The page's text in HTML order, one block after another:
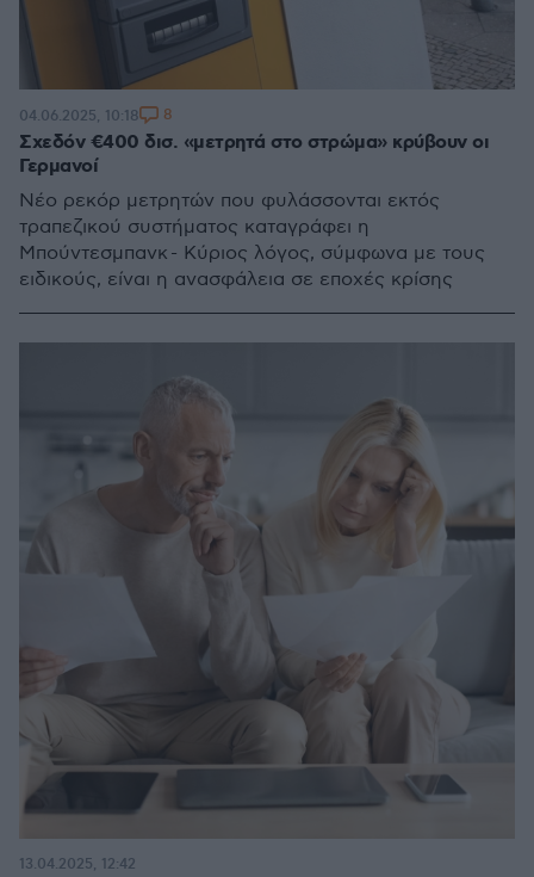
Σχεδόν €400 δισ. «μετρητά στο στρώμα» κρύβουν οι
Γερμανοί
Νέο ρεκόρ μετρητών που φυλάσσονται εκτός
τραπεζικού συστήματος καταγράφει η
Μπούντεσμπανκ - Κύριος λόγος, σύμφωνα με τους
ειδικούς, είναι η ανασφάλεια σε εποχές κρίσης
04.06.2025, 10:18 8
13.04.2025, 12:42